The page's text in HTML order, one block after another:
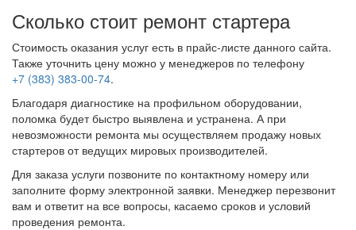
Сколько стоит ремонт стартера
Стоимость оказания услуг есть в прайс-листе данного сайта.
Также уточнить цену можно у менеджеров по телефону
+7 (383) 383-00-74.
Благодаря диагностике на профильном оборудовании,
поломка будет быстро выявлена и устранена. А при
невозможности ремонта мы осуществляем продажу новых
стартеров от ведущих мировых производителей.
Для заказа услуги позвоните по контактному номеру или
заполните форму электронной заявки. Менеджер перезвонит
вам и ответит на все вопросы, касаемо сроков и условий
проведения ремонта.